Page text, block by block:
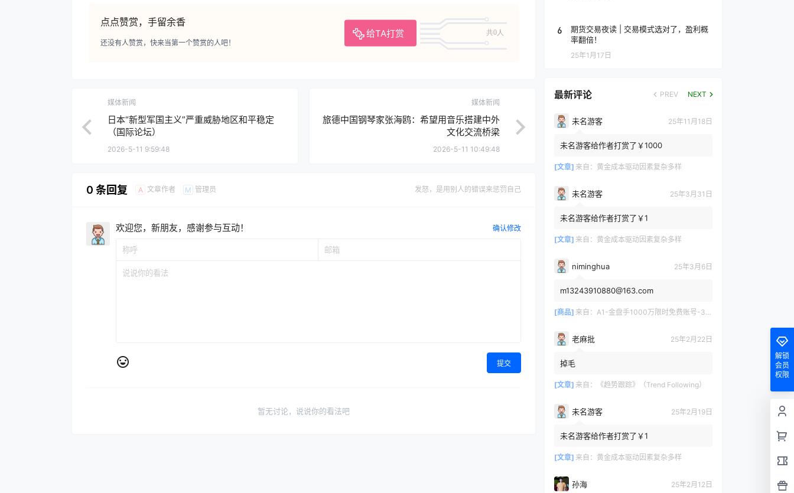
点点赞赏，手留余香
给TA打赏 共0人
还没有人赞赏，快来当第一个赞赏的人吧！
媒体新闻
日本“新型军国主义”严重威胁地区和平稳定
（国际论坛）
2026-5-11 9:59:48
媒体新闻
旅德中国钢琴家张海鸥：希望用音乐搭建中外
文化交流桥梁
2026-5-11 10:49:48
0 条回复 A 文章作者 M 管理员 发怒，是用别人的错误来惩罚自己
欢迎您，新朋友，感谢参与互动！ 确认修改
提交
暂无讨论，说说你的看法吧
6
期货交易夜读 | 交易模式选对了，盈利概
率翻倍！
25年1月17日
最新评论 PREV NEXT
未名游客 25年11月18日
未名游客给作者打赏了￥1000
[文章] 来自： 黄金成本驱动因素复杂多样
未名游客 25年3月31日
未名游客给作者打赏了￥1
[文章] 来自： 黄金成本驱动因素复杂多样
niminghua 25年3月6日
m13243910880@163.com
[商品] 来自： A1-金盘手1000万限时免费账号-30天/次/用户
老麻批 25年2月22日
掉毛
[文章] 来自： 《趋势跟踪》（Trend Following）
未名游客 25年2月19日
未名游客给作者打赏了￥1
[文章] 来自： 黄金成本驱动因素复杂多样
孙海 25年2月12日
解锁
会员
权限